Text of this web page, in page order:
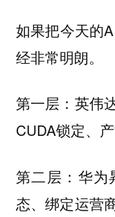
如果把今天的
经非常明朗。
第一层：英伟
CUDA锁定、产
第二层：华为
态、绑定运营